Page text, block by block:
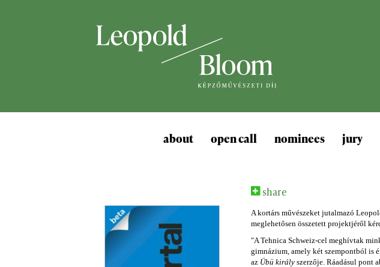
about open call nominees jury
share
A kortárs művészeket jutalmazó
meglehetősen összetett projektjéről
"A Tehnica Schweiz-cel meghívtak
gimnázium, amely két szempontból is
az Übü király szerzője. Ráadásul pont